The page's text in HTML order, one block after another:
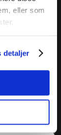
eller som
detaljer